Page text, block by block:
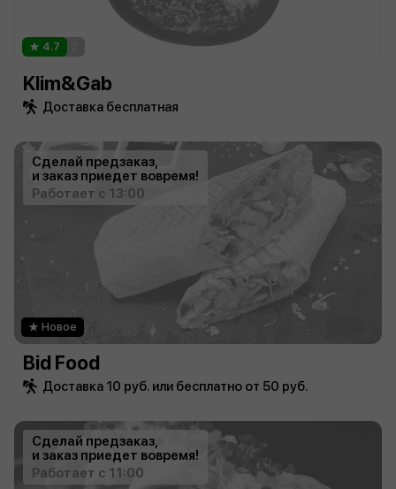
4.7
Klim&Gab
Доставка бесплатная
Сделай предзаказ,
и заказ приедет вовремя!
Работает с 13:00
Новое
Bid Food
Доставка 10 руб. или бесплатно от 50 руб.
Сделай предзаказ,
и заказ приедет вовремя!
Работает с 11:00